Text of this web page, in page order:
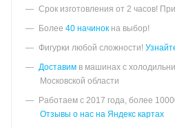
Срок изготовления от 2 часов!
Более 40 начинок на выбор!
Фигурки любой сложности!
Доставим в машинах с
Московской области
Работаем с 2017 года, более
Отзывы о нас на Яндекс картах